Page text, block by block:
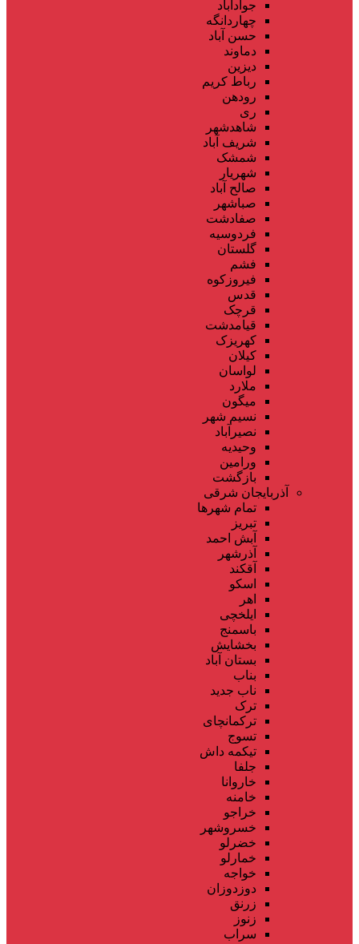
جوادآباد
چهاردانگه
حسن آباد
دماوند
دیزین
رباط کریم
رودهن
ری
شاهدشهر
شریف آباد
شمشک
شهریار
صالح آباد
صباشهر
صفادشت
فردوسیه
گلستان
فشم
فیروزکوه
قدس
قرچک
قیامدشت
کهریزک
کیلان
لواسان
ملارد
میگون
نسیم شهر
نصیرآباد
وحیدیه
ورامین
بازگشت
آذربایجان شرقی
تمام شهر‌ها
تبریز
آبش احمد
آذرشهر
آقکند
اسکو
اهر
ایلخچی
باسمنج
بخشایش
بستان آباد
بناب
ناب جدید
ترک
ترکمانچای
تسوج
تیکمه داش
جلفا
خاروانا
خامنه
خراجو
خسروشهر
خضرلو
خمارلو
خواجه
دوزدوزان
زرنق
زنوز
سراب